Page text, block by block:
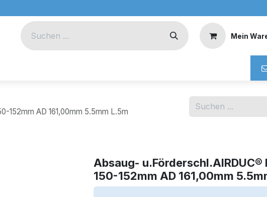
Mein
152mm AD 161,00mm 5.5mm L.5m
Absaug- u.Förderschl.AIRDUC®
150-152mm AD 161,00mm